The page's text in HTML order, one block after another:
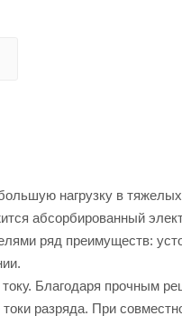
нагрузку в
абсорбированный
ряд преимуществ:
Благодаря прочным
разряда. При